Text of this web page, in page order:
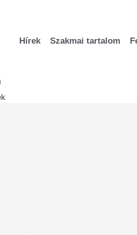
Hírek Szakmai tartalom